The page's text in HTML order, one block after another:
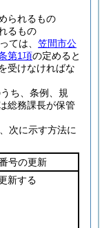
られるもの
るもの
ては、 笠間市公
第1項の定めると
受けなければな
ち、条例、規
総務課長が保管
次に示す方法に
号の更新
新する